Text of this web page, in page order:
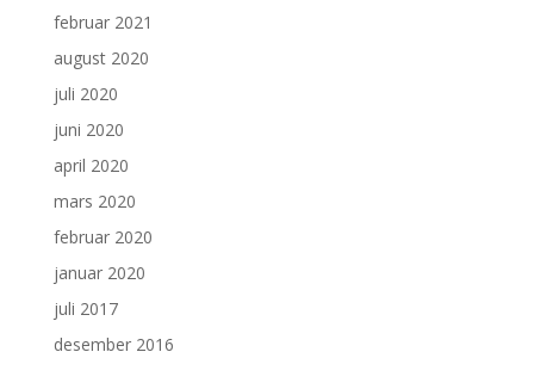
februar 2021
august 2020
juli 2020
juni 2020
april 2020
mars 2020
februar 2020
januar 2020
juli 2017
desember 2016